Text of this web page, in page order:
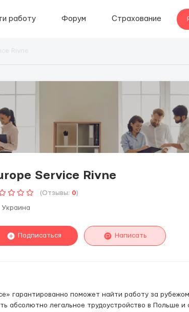
работу Форум Страхование
Service Rivne
(Отзывы: 0)
Украина
Подписаться Написать
гарантированно поможет найти работу за
абсолютно легальное трудоустройство в Польше и